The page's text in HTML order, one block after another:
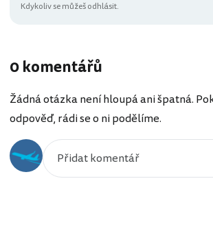
Kdykoliv se můžeš odhlásit.
0 komentářů
Žádná otázka není hloupá ani špatná.
odpověď, rádi se o ni podělíme.